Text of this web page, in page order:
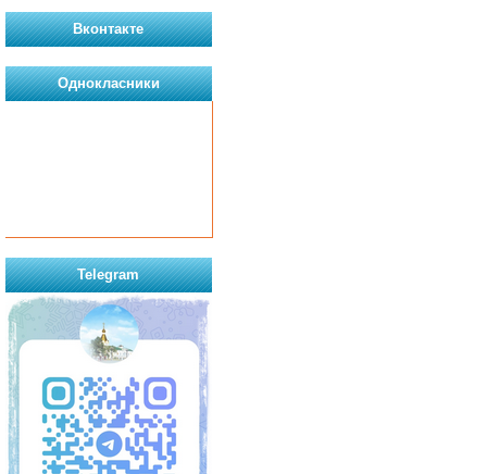
Вконтакте
Однокласники
Telegram